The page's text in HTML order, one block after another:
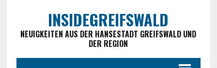
INSIDEGREIFSWALD
NEUIGKEITEN AUS DER HANSESTADT GREIFSWALD UND
DER REGION